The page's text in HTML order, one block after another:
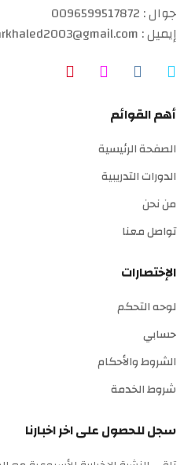
جوال : 0096599517872
إيميل : samarkhaled2003@gmail.com
أهم القوائم
الصفحة الرئيسية
الدورات التدريبية
من نحن
تواصل معنا
الإختصارات
لوحه التحكم
حسابي
الشروط والأحكام
شروط الخدمة
سجل للحصول على اخر اخبارنا